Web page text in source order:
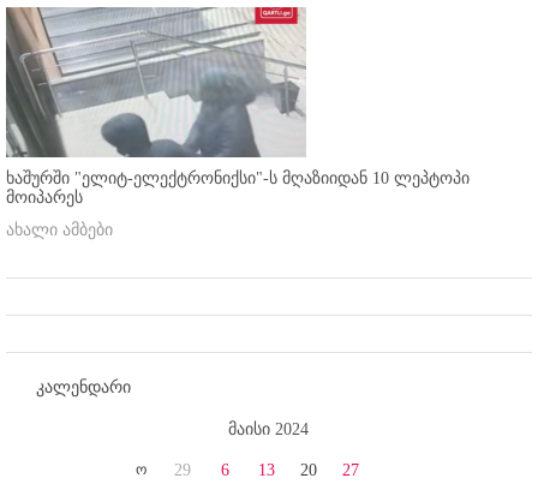
ხაშურში "ელიტ-ელექტრონიქსი"-ს მღაზიიდან 10 ლეპტოპი
მოიპარეს
ახალი ამბები
კალენდარი
მაისი 2024
ო 29 6 13 20 27